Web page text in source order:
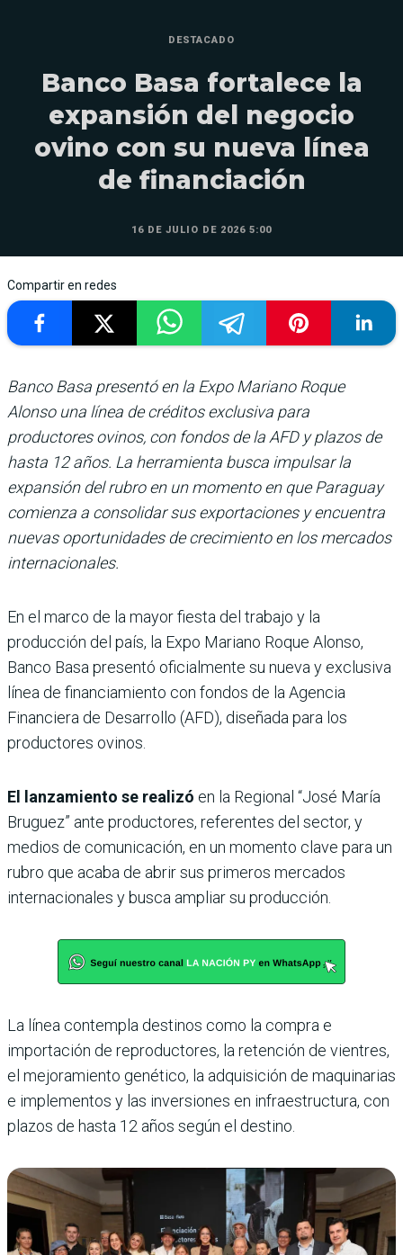
DESTACADO
Banco Basa fortalece la
expansión del negocio
ovino con su nueva línea
de financiación
16 DE JULIO DE 2026 5:00
Compartir en redes
Banco Basa presentó en la Expo Mariano Roque
Alonso una línea de créditos exclusiva para
productores ovinos, con fondos de la AFD y plazos de
hasta 12 años. La herramienta busca impulsar la
expansión del rubro en un momento en que Paraguay
comienza a consolidar sus exportaciones y encuentra
nuevas oportunidades de crecimiento en los mercados
internacionales.
En el marco de la mayor fiesta del trabajo y la
producción del país, la Expo Mariano Roque Alonso,
Banco Basa presentó oficialmente su nueva y exclusiva
línea de financiamiento con fondos de la Agencia
Financiera de Desarrollo (AFD), diseñada para los
productores ovinos.
El lanzamiento se realizó en la Regional “José María
Bruguez” ante productores, referentes del sector, y
medios de comunicación, en un momento clave para un
rubro que acaba de abrir sus primeros mercados
internacionales y busca ampliar su producción.
La línea contempla destinos como la compra e
importación de reproductores, la retención de vientres,
el mejoramiento genético, la adquisición de maquinarias
e implementos y las inversiones en infraestructura, con
plazos de hasta 12 años según el destino.